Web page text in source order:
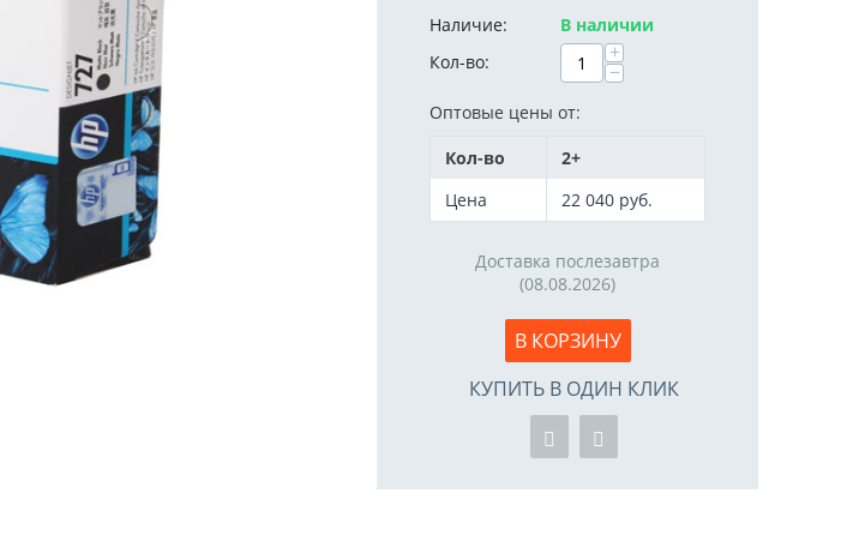
Наличие:
В наличии
Кол-во:
+
−
Оптовые цены от:
Кол-во
2+
Цена
22 040 руб.
Доставка послезавтра
(08.08.2026)
В КОРЗИНУ
КУПИТЬ В ОДИН КЛИК